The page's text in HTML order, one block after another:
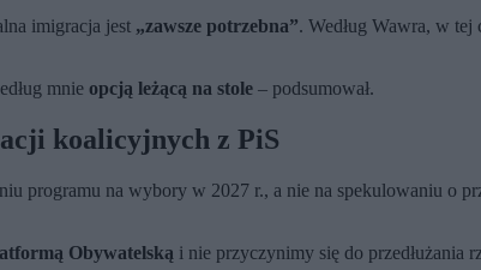
imigracja jest „zawsze potrzebna”. Według Wawra, w
mnie opcją leżącą na stole – podsumował.
koalicyjnych z PiS
programu na wybory w 2027 r., a nie na spekulowaniu o
Obywatelską i nie przyczynimy się do przedłużania